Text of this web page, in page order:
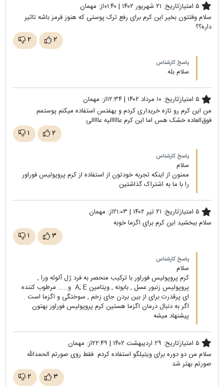
۵ امتیاز تاریخ: ۲۱ شهریور ۱۴۰۲ | ۰۱:۴۰ از: مهمان
سلام وقتتون بخیر این کرم برای رفع ترک پوستی که هنوز قرمز باشه تاثیر
داره؟؟
۲ ۲
پاسخ کارشناس
سلام بله
۵ امتیاز تاریخ: ۱۰ مرداد ۱۴۰۲ | ۱۲:۳۴ از: مهمان
من این کرم رو تازه خریداری کردم و یهفتس استفاده میکنم پوستمم
فوق‌العاده خشک هس اما این کرم عااااالیه عاااالی
۲ ۱
پاسخ کارشناس
سلام
ممنون از اینکه تجربه خودتون از استفاده از کرم پروپولیس فوراور
را با ما به اشتراک گذاشتین
۵ امتیاز تاریخ: ۲۱ تیر ۱۴۰۲ | ۲۱:۰۳ از: مهمان
سلام ببخشید این کرم برای اگزما خوبه
۳ ۱
پاسخ کارشناس
سلام
کرم پروپولیس فوراور با ترکیب منحصر به فرد ژل آلوئه ورا ,
پروپولیس زنبور عسل , بابونه , ویتامین A, E و..... مرطوب کننده
ای پرقدرت برای از بین بردن جای زخم , سوختگی و اگزما است .
اگر به دنبال درمان اگزما هستین کرم پروپولیس فوراور بهتون
پیشنهاد میشه
۵ امتیاز تاریخ: ۲۹ اردیبهشت ۱۴۰۲ | ۲۲:۴۹ از: مهمان
سلام من دو دوره برای ویتیلگو استفاده کردم فقط روی صورتم الحمدالله
صورتم بهتر شد
۳ ۲